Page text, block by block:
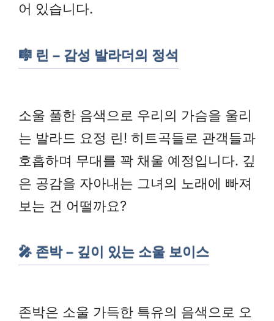
어 있습니다.
🎼 린 – 감성 발라더의 정석
소울 풀한 음색으로 우리의 가슴을 울리
는 발라드 요정 린! 히트곡들로 관객들과
호흡하며 무대를 꽉 채울 예정입니다. 깊
은 공감을 자아내는 그녀의 노래에 빠져
보는 건 어떨까요?
🎤 존박 – 깊이 있는 소울 보이스
존박은 소울 가득한 특유의 음색으로 오